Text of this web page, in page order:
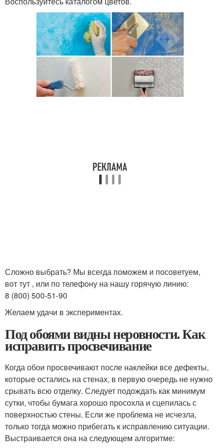
Сложно выбрать? Мы всегда поможем и посоветуем,
вот тут , или по телефону на нашу горячую линию:
8 (800) 500-51-90
Желаем удачи в экспериментах.
Под обоями видны неровности. Как
исправить просвечивание
Когда обои просвечивают после наклейки все дефекты,
которые остались на стенах, в первую очередь не нужно
срывать всю отделку. Следует подождать как минимум
сутки, чтобы бумага хорошо просохла и сцепилась с
поверхностью стены. Если же проблема не исчезла,
только тогда можно прибегать к исправлению ситуации.
Выстраивается она на следующем алгоритме: